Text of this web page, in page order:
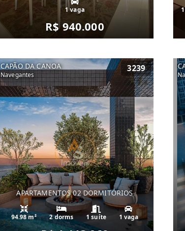
1 vaga
R$ 940.000
CAPÃO DA CANOA
Navegantes
3239
APARTAMENTOS 02 DORMITÓRIOS
94.98 m² 2 dorms 1 suíte 1 vaga